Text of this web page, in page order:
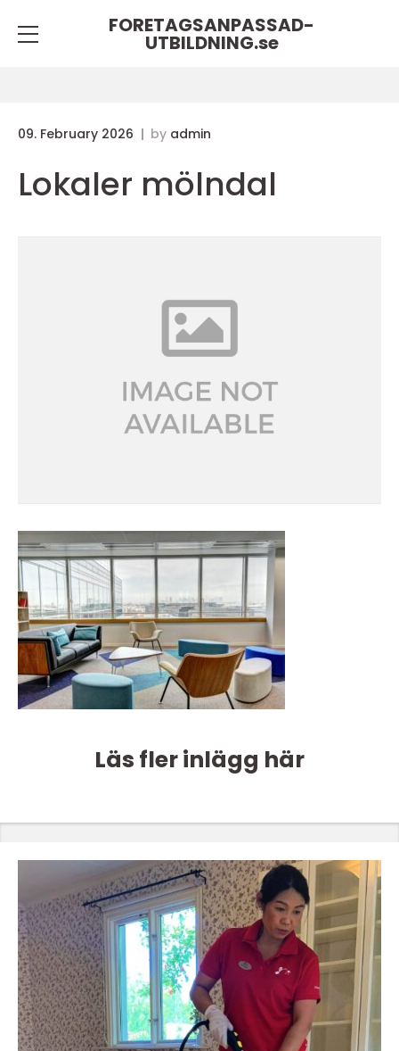
FORETAGSANPASSAD-
UTBILDNING.se
09. February 2026 by admin
Lokaler mölndal
Läs fler inlägg här